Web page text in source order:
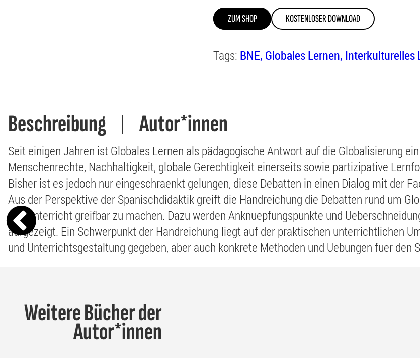
ZUM SHOP KOSTENLOSER DOWNLOAD
Tags: BNE Globales Lernen Interkulturelles
Beschreibung Autor*innen
Seit einigen Jahren ist Globales Lernen als pädagogische Antwort auf die Globalisierung
Menschenrechte, Nachhaltigkeit, globale Gerechtigkeit einerseits sowie partizipative
Bisher ist es jedoch nur eingeschraenkt gelungen, diese Debatten in einen Dialog mit der
Aus der Perspektive der Spanischdidaktik greift die Handreichung die Debatten rund um
den Unterricht greifbar zu machen. Dazu werden Anknuepfungspunkte und
aufgezeigt. Ein Schwerpunkt der Handreichung liegt auf der praktischen unterrichtlichen
und Unterrichtsgestaltung gegeben, aber auch konkrete Methoden und Uebungen fuer
Weitere Bücher der
Autor*innen